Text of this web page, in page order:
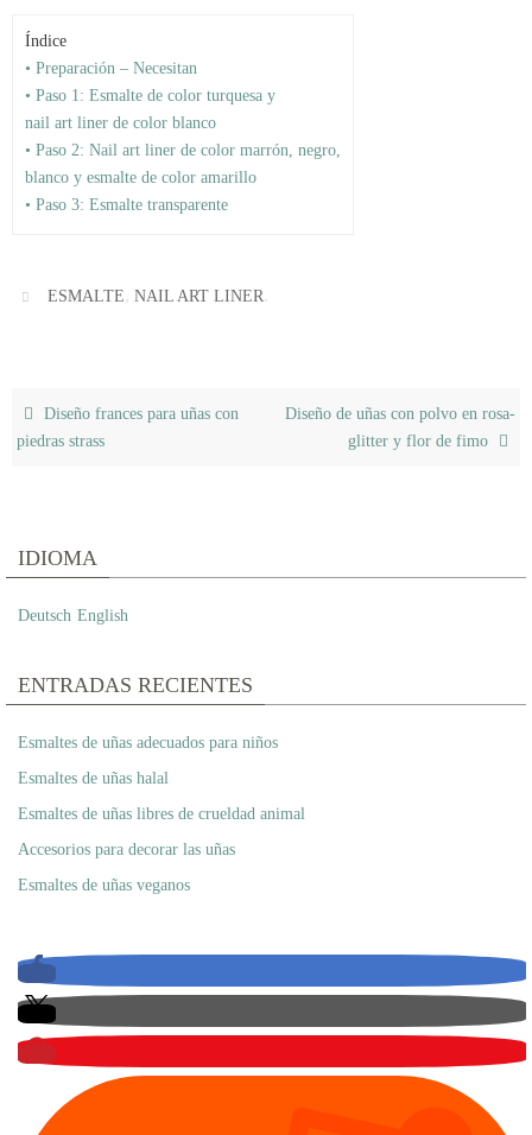
Índice
• Preparación – Necesitan
• Paso 1: Esmalte de color turquesa y
nail art liner de color blanco
• Paso 2: Nail art liner de color marrón, negro,
blanco y esmalte de color amarillo
• Paso 3: Esmalte transparente
ESMALTE,NAIL ART LINER
Diseño frances para uñas con
piedras strass
Diseño de uñas con polvo en rosa-
glitter y flor de fimo
IDIOMA
Deutsch English
ENTRADAS RECIENTES
Esmaltes de uñas adecuados para niños
Esmaltes de uñas halal
Esmaltes de uñas libres de crueldad animal
Accesorios para decorar las uñas
Esmaltes de uñas veganos